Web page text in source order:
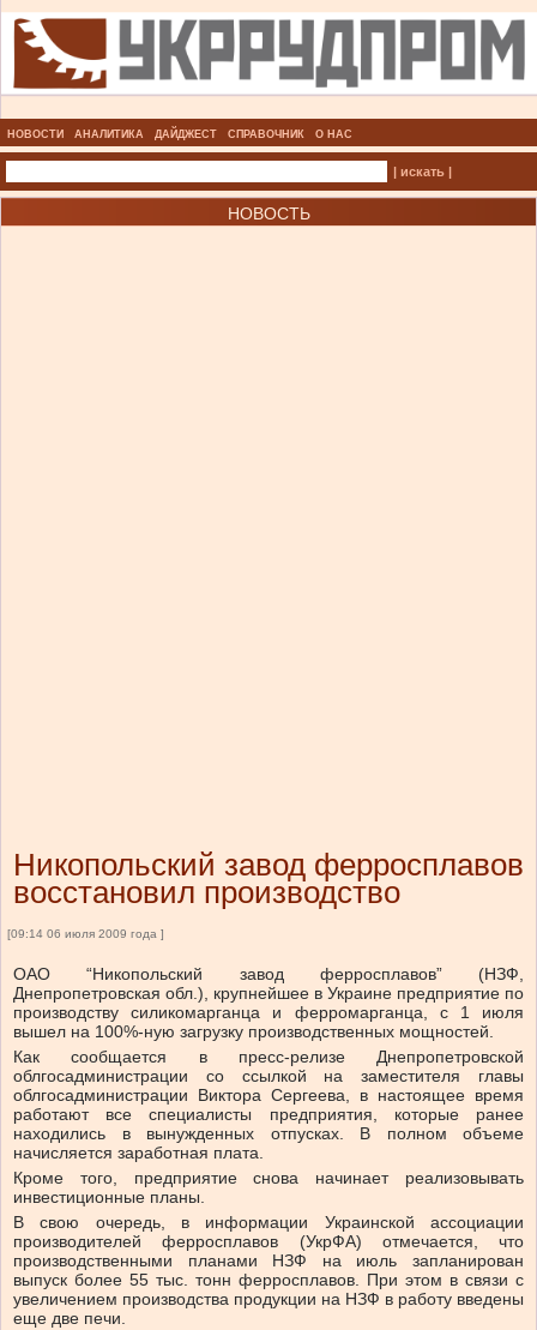
НОВОСТИ АНАЛИТИКА ДАЙДЖЕСТ СПРАВОЧНИК О НАС
| искать |
НОВОСТЬ
Никопольский завод ферросплавов
восстановил производство
[09:14 06 июля 2009 года ]
ОАО “Никопольский завод ферросплавов” (НЗФ,
Днепропетровская обл.), крупнейшее в Украине предприятие по
производству силикомарганца и ферромарганца, с 1 июля
вышел на 100%-ную загрузку производственных мощностей.
Как сообщается в пресс-релизе Днепропетровской
облгосадминистрации со ссылкой на заместителя главы
облгосадминистрации Виктора Сергеева, в настоящее время
работают все специалисты предприятия, которые ранее
находились в вынужденных отпусках. В полном объеме
начисляется заработная плата.
Кроме того, предприятие снова начинает реализовывать
инвестиционные планы.
В свою очередь, в информации Украинской ассоциации
производителей ферросплавов (УкрФА) отмечается, что
производственными планами НЗФ на июль запланирован
выпуск более 55 тыс. тонн ферросплавов. При этом в связи с
увеличением производства продукции на НЗФ в работу введены
еще две печи.